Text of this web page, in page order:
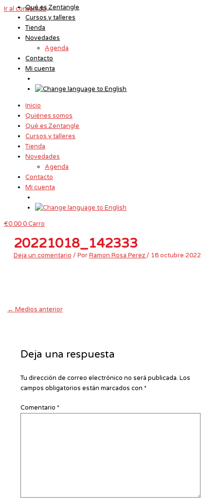
Ir al contenidoQué es Zentangle
Cursos y talleres
Tienda
Novedades
Agenda
Contacto
Mi cuenta
Inicio
Quiénes somos
Qué es Zentangle
Cursos y talleres
Tienda
Novedades
Agenda
Contacto
Mi cuenta
€0.000Carro
20221018_142333
Deja un comentario / PorRamon Rosa Perez/ 18 octubre 2022
← Medios anterior
Deja una respuesta
Tu dirección de correo electrónico no será publicada. Los
campos obligatorios están marcados con *
Comentario *